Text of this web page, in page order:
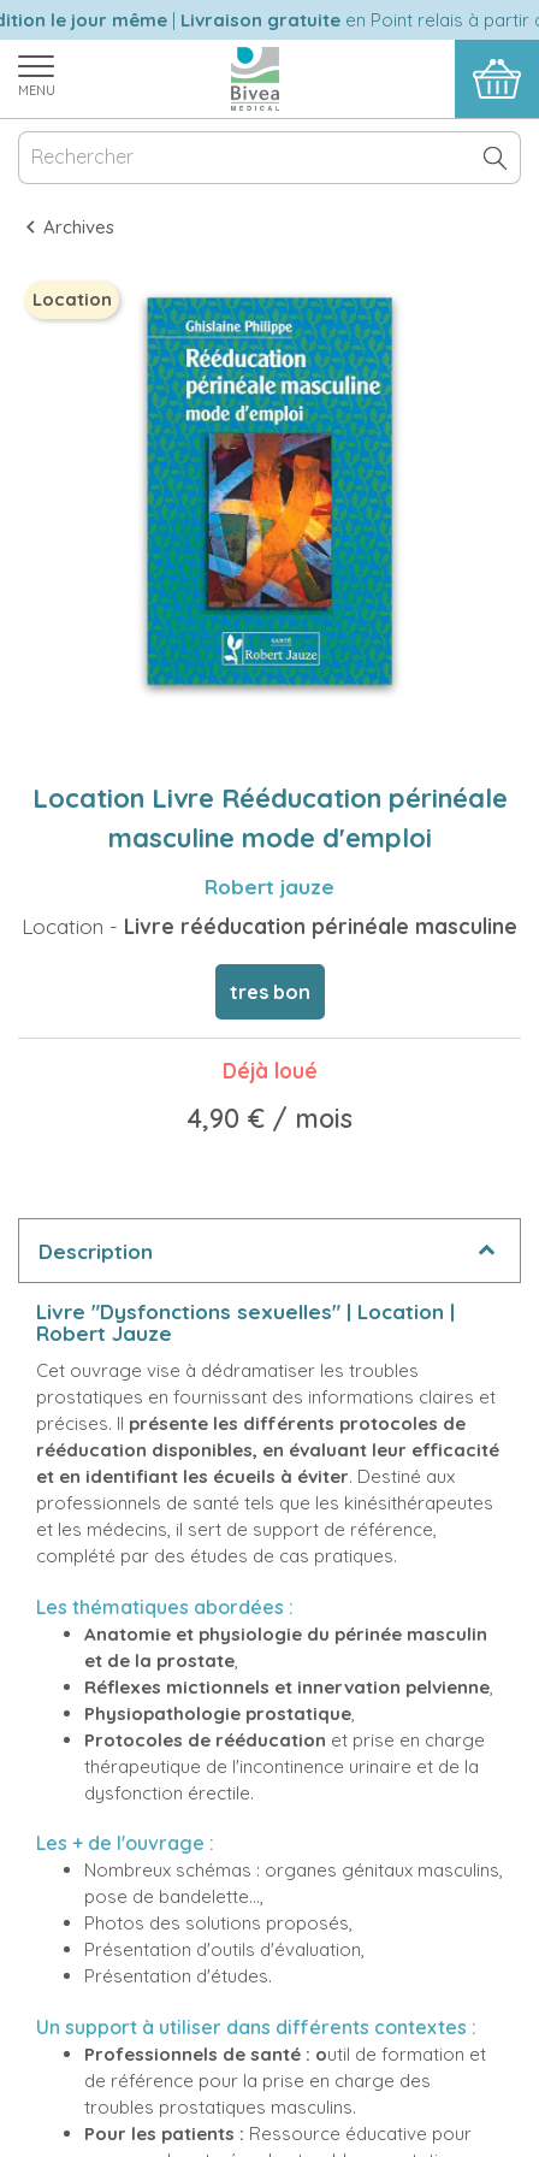
le jour même|Livraison gratuiteen Point relais à partir
MENU
Archives
Location
Location Livre Rééducation périnéale
masculine mode d'emploi
Robert jauze
Location - Livre rééducation périnéale masculine
tres bon
Déjà loué
4,90 €/ mois
Description
Livre "Dysfonctions sexuelles" | Location |
Robert Jauze
Cet ouvrage vise à dédramatiser les troubles
prostatiques en fournissant des informations claires et
précises. Il présente les différents protocoles de
rééducation disponibles, en évaluant leur efficacité
et en identifiant les écueils à éviter. Destiné aux
professionnels de santé tels que les kinésithérapeutes
et les médecins, il sert de support de référence,
complété par des études de cas pratiques.
Les thématiques abordées :
Anatomie et physiologie du périnée masculin
et de la prostate
Réflexes mictionnels et innervation pelvienne
Physiopathologie prostatique
Protocoles de rééducation et prise en charge
thérapeutique de l'incontinence urinaire et de la
dysfonction érectile.
Les + de l'ouvrage :
Nombreux schémas : organes génitaux masculins,
pose de bandelette...,
Photos des solutions proposés,
Présentation d'outils d'évaluation,
Présentation d'études.
Un support à utiliser dans différents contextes :
Professionnels de santé : outil de formation et
de référence pour la prise en charge des
troubles prostatiques masculins.​
Pour les patients : Ressource éducative pour